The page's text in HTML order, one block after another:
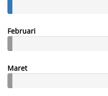
Februari
Maret